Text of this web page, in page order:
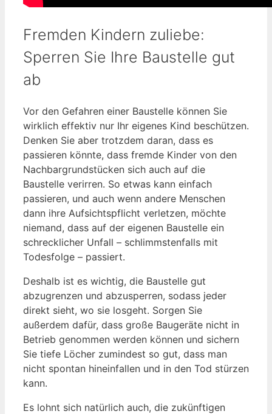
Fremden Kindern zuliebe:
Sperren Sie Ihre Baustelle gut
ab
Vor den Gefahren einer Baustelle können Sie
wirklich effektiv nur Ihr eigenes Kind beschützen.
Denken Sie aber trotzdem daran, dass es
passieren könnte, dass fremde Kinder von den
Nachbargrundstücken sich auch auf die
Baustelle verirren. So etwas kann einfach
passieren, und auch wenn andere Menschen
dann ihre Aufsichtspflicht verletzen, möchte
niemand, dass auf der eigenen Baustelle ein
schrecklicher Unfall – schlimmstenfalls mit
Todesfolge – passiert.
Deshalb ist es wichtig, die Baustelle gut
abzugrenzen und abzusperren, sodass jeder
direkt sieht, wo sie losgeht. Sorgen Sie
außerdem dafür, dass große Baugeräte nicht in
Betrieb genommen werden können und sichern
Sie tiefe Löcher zumindest so gut, dass man
nicht spontan hineinfallen und in den Tod stürzen
kann.
Es lohnt sich natürlich auch, die zukünftigen